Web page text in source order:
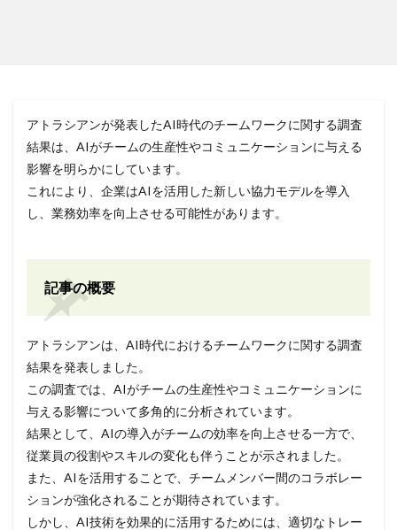
アトラシアンが発表したAI時代のチームワークに関する調査
結果は、AIがチームの生産性やコミュニケーションに与える
影響を明らかにしています。
これにより、企業はAIを活用した新しい協力モデルを導入
し、業務効率を向上させる可能性があります。
記事の概要
アトラシアンは、AI時代におけるチームワークに関する調査
結果を発表しました。
この調査では、AIがチームの生産性やコミュニケーションに
与える影響について多角的に分析されています。
結果として、AIの導入がチームの効率を向上させる一方で、
従業員の役割やスキルの変化も伴うことが示されました。
また、AIを活用することで、チームメンバー間のコラボレー
ションが強化されることが期待されています。
しかし、AI技術を効果的に活用するためには、適切なトレー